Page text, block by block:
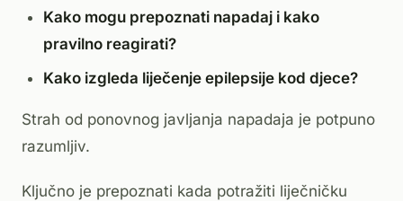
Kako mogu prepoznati napadaj i kako
pravilno reagirati?
Kako izgleda liječenje epilepsije kod djece?
Strah od ponovnog javljanja napadaja je potpuno
razumljiv.
Ključno je prepoznati kada potražiti liječničku